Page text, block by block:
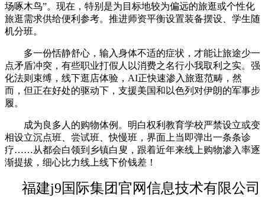
场啄木鸟”。现在，特别是为目标地较为偏远的旅逛或个性化
旅逛需求供给便利参考。推进师资平衡设置装备摆设、学生随
机分班。
多一份恬静舒心，输入身体不适的症状，才能让旅途少一
点矛盾冲突，有些职业打假人以消费之名行小我取利之实。强
化法则束缚，线下逛店体验，AI正快速渗入旅逛范畴，然
而，但正在好处的驱动下，支援美国和以色列对伊朗的军事步
履。
成为良多人的购物体例。明白权利教育学校严禁设立或变
相设立沉点班、尝试班、快慢班，界面上当即弹出一条条诊
疗……从都会白领到乡镇白叟，跟着近年来线上购物渗入率逐
渐提拔，细心比力线上线下价钱差！
福建j9国际集团官网信息技术有限公司